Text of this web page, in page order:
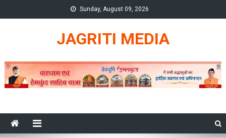
to
Sunday, August 09, 2026
JAGRITI MEDIA